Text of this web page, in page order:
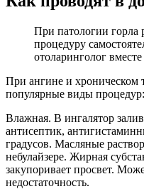
При патологии горла
процедуру
отоларинголог
При ангине и хроническом
популярные виды процедур:
Влажная. В ингалятор
антисептик,
градусов. Масляные
небулайзере. Жирная
закупоривает просвет.
недостаточность.